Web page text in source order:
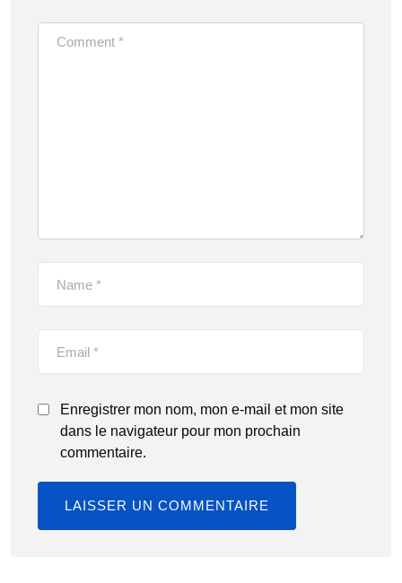
Enregistrer mon nom, mon e-mail et mon site
dans le navigateur pour mon prochain
commentaire.